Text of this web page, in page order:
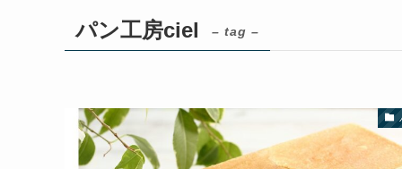
パン工房ciel – tag –